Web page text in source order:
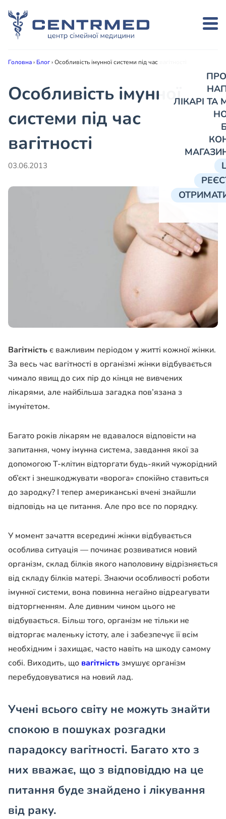
ЛІКАРІ
Головна› Блог›Особливість імунної системи під час вагітності
Особливість імунної
системи під час
вагітності
03.06.2013
Вагітністьє важливим періодом у житті кожної жінки.
За весь час вагітності в організмі жінки відбувається
чимало явищ до сих пір до кінця не вивчених
лікарями, але найбільша загадка пов’язана з
імунітетом.
Багато років лікарям не вдавалося відповісти на
запитання, чому імунна система, завдання якої за
допомогою Т-клітин відторгати будь-який чужорідний
об’єкт і знешкоджувати «ворога» спокійно ставиться
до зародку? І тепер американські вчені знайшли
відповідь на це питання. Але про все по порядку.
У момент зачаття всередині жінки відбувається
особлива ситуація — починає розвиватися новий
організм, склад білків якого наполовину відрізняється
від складу білків матері. Знаючи особливості роботи
імунної системи, вона повинна негайно відреагувати
відторгненням. Але дивним чином цього не
відбувається. Більш того, організм не тільки не
відторгає маленьку істоту, але і забезпечує її всім
необхідним і захищає, часто навіть на шкоду самому
собі. Виходить, що вагітністьзмушує організм
перебудовуватися на новий лад.
Учені всього світу не можуть знайти
спокою в пошуках розгадки
парадоксу вагітності. Багато хто з
них вважає, що з відповіддю на це
питання буде знайдено і лікування
від раку.